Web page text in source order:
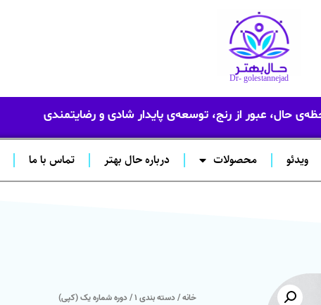
Dr- golestannejad
حال، عبور از رنج، توسعه‌ی پایدار شادی و رضایتمندی
ویدئو محصولات درباره حال بهتر تماس با ما
خانه/دسته بندی ۱ / دوره شماره یک (کپی)